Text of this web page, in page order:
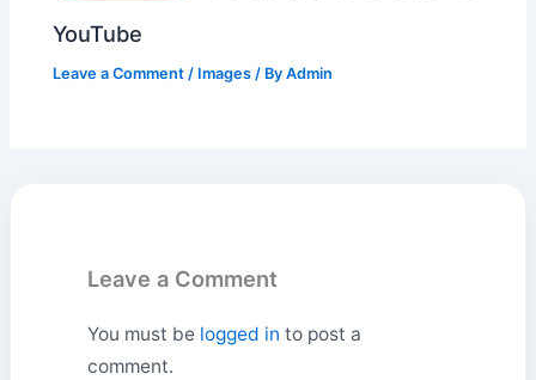
YouTube
Leave a Comment / Images / ByAdmin
Leave a Comment
You must be logged in to post a
comment.